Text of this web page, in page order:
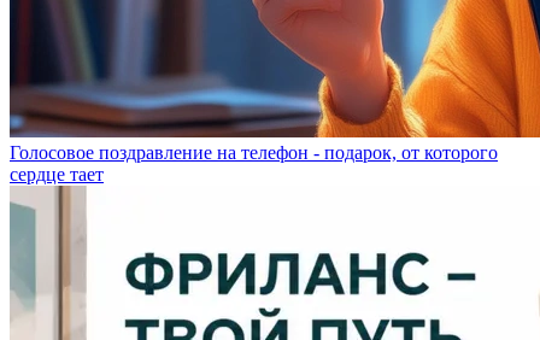
Голосовое поздравление на телефон - подарок, от которого
сердце тает